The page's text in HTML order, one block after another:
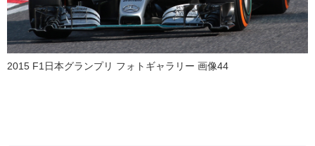
2015 F1日本グランプリ フォトギャラリー 画像44